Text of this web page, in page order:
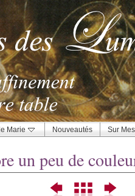
Marie Nouveautés Sur
un peu de